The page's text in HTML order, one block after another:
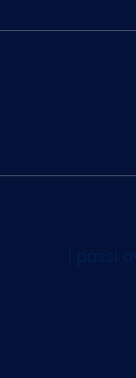
I passi